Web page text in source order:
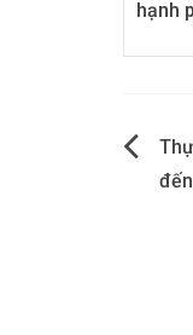
hạnh
Điều